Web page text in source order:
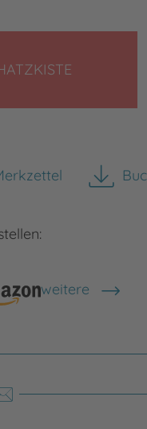
Bild
weitere
Shops anzeigen